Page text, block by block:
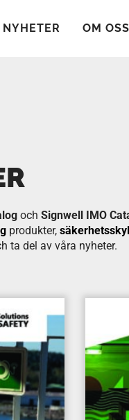
NYHETER OM OSS
och Signwell IMO
produkter,
ta del av våra nyheter.